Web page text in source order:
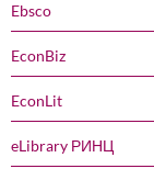
Ebsco
EconBiz
EconLit
eLibrary РИНЦ